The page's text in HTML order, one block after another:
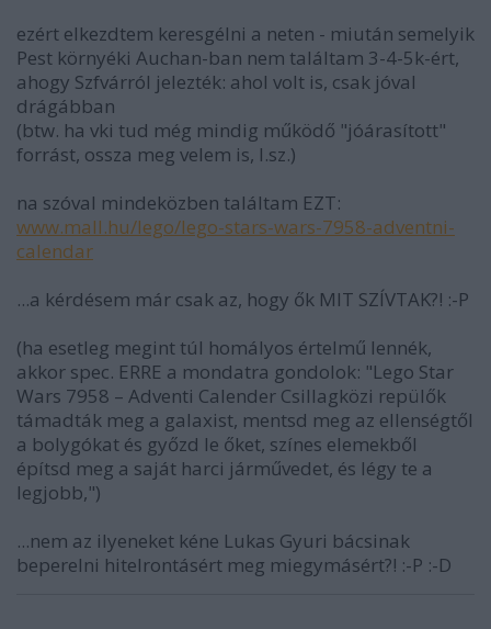
ezért elkezdtem keresgélni a neten - miután semelyik
Pest környéki Auchan-ban nem találtam 3-4-5k-ért,
ahogy Szfvárról jelezték: ahol volt is, csak jóval
drágábban
(btw. ha vki tud még mindig működő "jóárasított"
forrást, ossza meg velem is, l.sz.)
na szóval mindeközben találtam EZT:
www.mall.hu/lego/lego-stars-wars-7958-adventni-
calendar
...a kérdésem már csak az, hogy ők MIT SZÍVTAK?! :-P
(ha esetleg megint túl homályos értelmű lennék,
akkor spec. ERRE a mondatra gondolok: "Lego Star
Wars 7958 – Adventi Calender Csillagközi repülők
támadták meg a galaxist, mentsd meg az ellenségtől
a bolygókat és győzd le őket, színes elemekből
építsd meg a saját harci járművedet, és légy te a
legjobb,")
...nem az ilyeneket kéne Lukas Gyuri bácsinak
beperelni hitelrontásért meg miegymásért?! :-P :-D